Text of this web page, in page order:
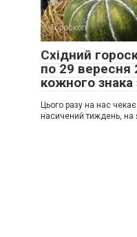
Гороскоп
Східний
по 29 вересня
кожного знака
Цього разу на нас
насичений тиждень,